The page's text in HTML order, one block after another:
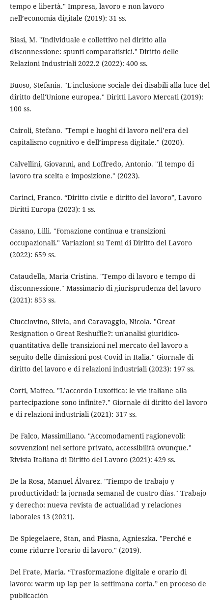
tempo e libertà." Impresa, lavoro e non lavoro
nell’economia digitale (2019): 31 ss.
Biasi, M. "Individuale e collettivo nel diritto alla
disconnessione: spunti comparatistici." Diritto delle
Relazioni Industriali 2022.2 (2022): 400 ss.
Buoso, Stefania. "L'inclusione sociale dei disabili alla luce del
diritto dell'Unione europea." Diritti Lavoro Mercati (2019):
100 ss.
Cairoli, Stefano. "Tempi e luoghi di lavoro nell’era del
capitalismo cognitivo e dell’impresa digitale." (2020).
Calvellini, Giovanni, and Loffredo, Antonio. "Il tempo di
lavoro tra scelta e imposizione." (2023).
Carinci, Franco. “Diritto civile e diritto del lavoro”, Lavoro
Diritti Europa (2023): 1 ss.
Casano, Lilli. "Fomazione continua e transizioni
occupazionali." Variazioni su Temi di Diritto del Lavoro
(2022): 659 ss.
Cataudella, Maria Cristina. "Tempo di lavoro e tempo di
disconnessione." Massimario di giurisprudenza del lavoro
(2021): 853 ss.
Ciucciovino, Silvia, and Caravaggio, Nicola. "Great
Resignation o Great Reshuffle?: un'analisi giuridico-
quantitativa delle transizioni nel mercato del lavoro a
seguito delle dimissioni post-Covid in Italia." Giornale di
diritto del lavoro e di relazioni industriali (2023): 197 ss.
Corti, Matteo. "L’accordo Luxottica: le vie italiane alla
partecipazione sono infinite?." Giornale di diritto del lavoro
e di relazioni industriali (2021): 317 ss.
De Falco, Massimiliano. "Accomodamenti ragionevoli:
sovvenzioni nel settore privato, accessibilità ovunque."
Rivista Italiana di Diritto del Lavoro (2021): 429 ss.
De la Rosa, Manuel Álvarez. "Tiempo de trabajo y
productividad: la jornada semanal de cuatro días." Trabajo
y derecho: nueva revista de actualidad y relaciones
laborales 13 (2021).
De Spiegelaere, Stan, and Piasna, Agnieszka. "Perché e
come ridurre l'orario di lavoro." (2019).
Del Frate, Maria. “Trasformazione digitale e orario di
lavoro: warm up lap per la settimana corta.” en proceso de
publicación